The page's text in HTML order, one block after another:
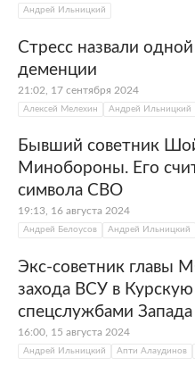
Андрей Ильницкий
Стресс назвали
деменции
21:02, 17 сентября 2024
Алексей Мелехин Андрей Ильницкий
Бывший советник
Минобороны. Его
символа СВО
19:13, 16 августа 2024
Андрей Белоусов Андрей Ильницкий
Экс-советник главы
захода ВСУ в Курскую
спецслужбами Запада
16:00, 15 августа 2024
Андрей Ильницкий Апти Алаудинов